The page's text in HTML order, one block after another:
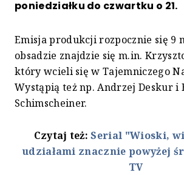
poniedziałku do czwartku o 21.
Emisja produkcji rozpocznie się 9
obsadzie znajdzie się m.in.
który wcieli się w Tajemniczego
Wystąpią też np. Andrzej Deskur i
Schimscheiner.
Czytaj też:Serial "Wioski,
udziałami znacznie powyżej
TV